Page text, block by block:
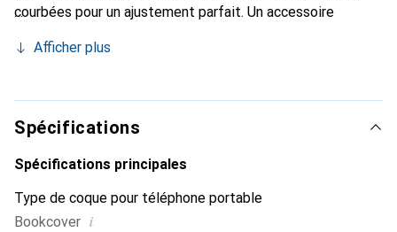
courbées pour un ajustement parfait. Un accessoire
marque Noreve est reconnue internationalement pour ses
excellent choix pour le client exigeant.
Afficher plus
Spécifications
Spécifications principales
Type de coque pour téléphone portable
Bookcover i